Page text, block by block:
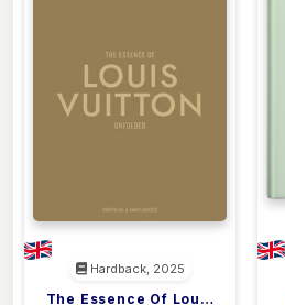
Hardback, 2025
The Essence Of Louis